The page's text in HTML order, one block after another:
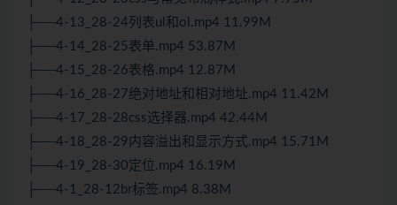
├──4-13_28-24列表ul和ol.mp4 11.99M
├──4-14_28-25表单.mp4 53.87M
├──4-15_28-26表格.mp4 12.87M
├──4-16_28-27绝对地址和相对地址.mp4 11.42M
├──4-17_28-28css选择器.mp4 42.44M
├──4-18_28-29内容溢出和显示方式.mp4 15.71M
├──4-19_28-30定位.mp4 16.19M
├──4-1_28-12br标签.mp4 8.38M